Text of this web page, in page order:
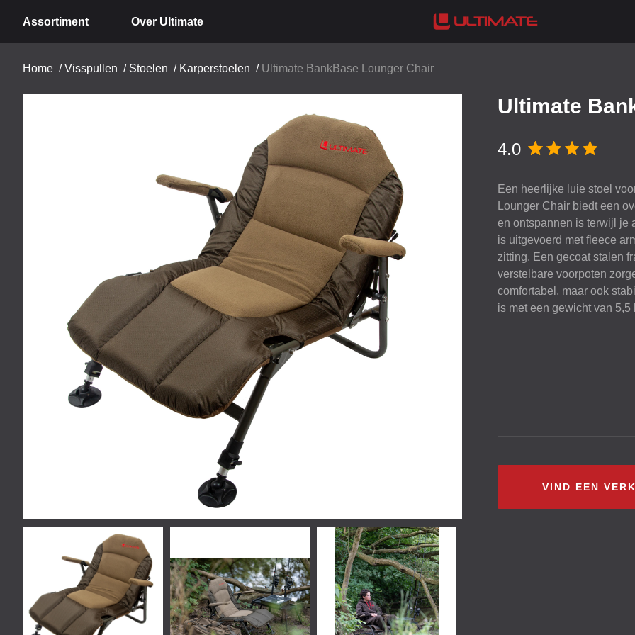
Assortiment Over Ultimate
Home /Visspullen / Stoelen / Karperstoelen / Ultimate BankBase Lounger Chair
Ultimate
4.0
Een heerlijke luie stoel
Lounger Chair biedt een
en ontspannen is terwijl je
is uitgevoerd met fleece
zitting. Een gecoat stalen
verstelbare voorpoten
comfortabel, maar ook
is met een gewicht van
VIND EEN